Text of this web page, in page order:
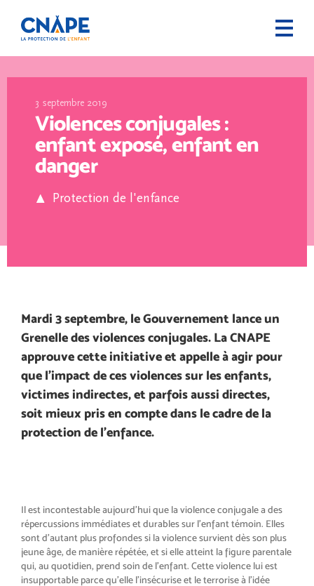
3 septembre 2019
Violences conjugales :
enfant exposé, enfant en
danger
Protection de l'enfance
Mardi 3 septembre, le Gouvernement lance un
Grenelle des violences conjugales. La CNAPE
approuve cette initiative et appelle à agir pour
que l’impact de ces violences sur les enfants,
victimes indirectes, et parfois aussi directes,
soit mieux pris en compte dans le cadre de la
protection de l’enfance.
Il est incontestable aujourd’hui que la violence conjugale a des
répercussions immédiates et durables sur l’enfant témoin. Elles
sont d’autant plus profondes si la violence survient dès son plus
jeune âge, de manière répétée, et si elle atteint la figure parentale
qui, au quotidien, prend soin de l’enfant. Cette violence lui est
insupportable parce qu’elle l’insécurise et le terrorise à l’idée